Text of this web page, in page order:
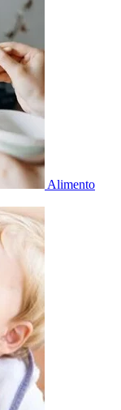
Alimento